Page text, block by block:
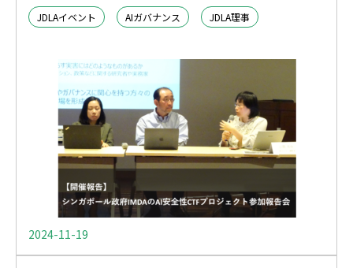
JDLAイベント AIガバナンス JDLA理事
2024-11-19